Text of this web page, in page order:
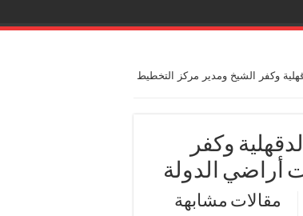
وكفر الشيخ ومدير مركز التخطيط
وكفر
أراضي الدولة
مقالات مشابهة